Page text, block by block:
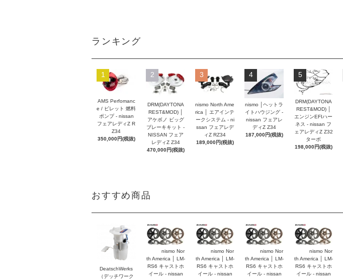
ランキング
1
AMS Perfomanc
e / ビレット 燃料
ポンプ - nissan
フェアレディZ R
Z34
350,000円(税抜)
2
DRM(DAYTONA
REST&MOD) │
アケボノ ビッグ
ブレーキキット -
NISSAN フェア
レディZ Z34
470,000円(税抜)
3
nismo North Ame
rica │ エアインテ
ークシステム - ni
ssan フェアレデ
ィZ RZ34
189,000円(税抜)
4
nismo │ヘットラ
イトハウジング -
nissan フェアレ
ディZ Z34
187,000円(税抜)
5
DRM(DAYTONA
REST&MOD) │
エンジンEFIハー
ネス - nissan フ
ェアレディZ Z32
ターボ
198,000円(税抜)
おすすめ商品
DeatschWerks
（デッチワーク
nismo Nor
th America │ LM-
RS6 キャストホ
イール - nissan
nismo Nor
th America │ LM-
RS6 キャストホ
イール - nissan
nismo Nor
th America │ LM-
RS6 キャストホ
イール - nissan
nismo Nor
th America │ LM-
RS6 キャストホ
イール - nissan